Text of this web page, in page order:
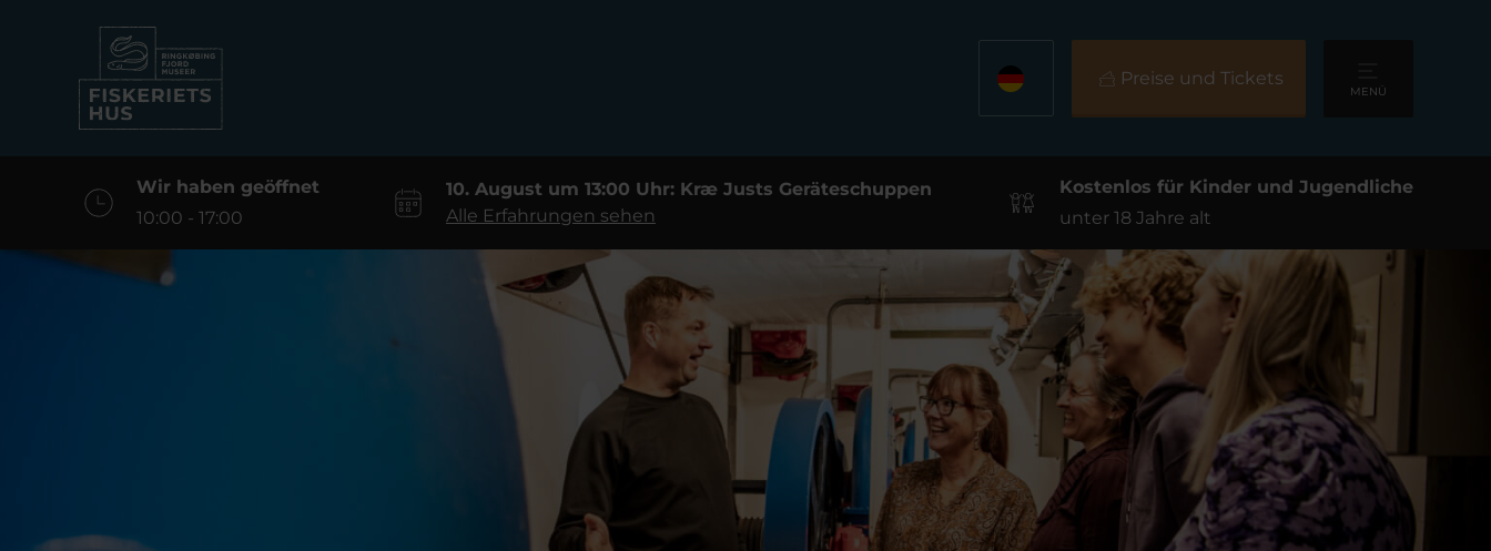
Preise und Tickets
MENÜ
Wir haben geöffnet
10:00 - 17:00
10. August um 13:00 Uhr: Kræ Justs Geräteschuppen
Alle Erfahrungen sehen
Kostenlos für Kinder und Jugendliche
unter 18 Jahre alt